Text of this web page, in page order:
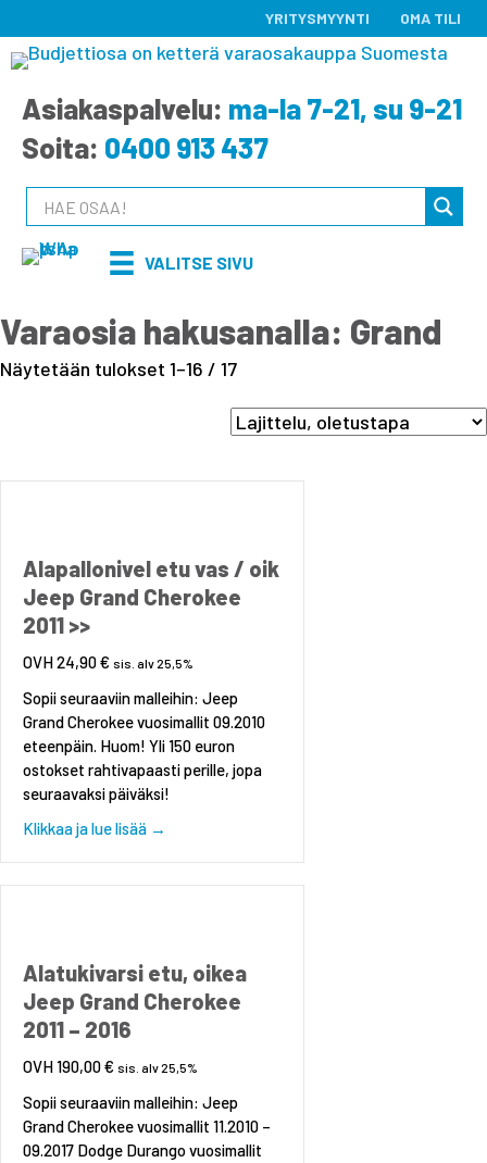
YRITYSMYYNTI OMA TILI
Asiakaspalvelu: ma-la 7-21, su 9-21
Soita: 0400 913 437
VALITSE SIVU
Varaosia hakusanalla: Grand
Näytetään tulokset 1–16 / 17
Alapallonivel etu vas / oik
Jeep Grand Cherokee
2011 >>
24,90€ sis. alv 25,5%
Sopii seuraaviin malleihin: Jeep
Grand Cherokee vuosimallit 09.2010
eteenpäin. Huom! Yli 150 euron
ostokset rahtivapaasti perille, jopa
seuraavaksi päiväksi!
Klikkaa ja lue lisää →
Alatukivarsi etu, oikea
Jeep Grand Cherokee
2011 – 2016
190,00€ sis. alv 25,5%
Sopii seuraaviin malleihin: Jeep
Grand Cherokee vuosimallit 11.2010 –
09.2017 Dodge Durango vuosimallit